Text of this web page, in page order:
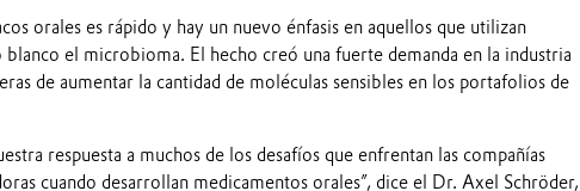
orales es rápido y hay un nuevo énfasis en aquellos que utilizan
el microbioma. El hecho creó una fuerte demanda en la industria
de aumentar la cantidad de moléculas sensibles en los portafolios de
respuesta a muchos de los desafíos que enfrentan las compañías
cuando desarrollan medicamentos orales”, dice el Dr. Axel Schröder,